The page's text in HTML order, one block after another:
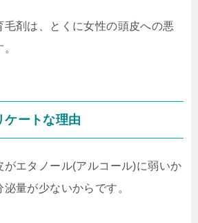
毛剤は、とくに女性の頭皮への悪
ケートな理由
がエタノール(アルコール)に弱いか
量が少ないからです。